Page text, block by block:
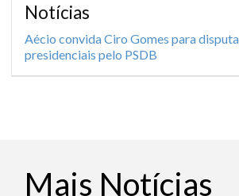
Notícias
Aécio convida Ciro Gomes para
presidenciais pelo PSDB
Mais Notícias